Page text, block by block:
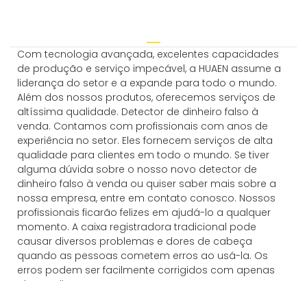
Com tecnologia avançada, excelentes capacidades
de produção e serviço impecável, a HUAEN assume a
liderança do setor e a expande para todo o mundo.
Além dos nossos produtos, oferecemos serviços de
altíssima qualidade. Detector de dinheiro falso à
venda. Contamos com profissionais com anos de
experiência no setor. Eles fornecem serviços de alta
qualidade para clientes em todo o mundo. Se tiver
alguma dúvida sobre o nosso novo detector de
dinheiro falso à venda ou quiser saber mais sobre a
nossa empresa, entre em contato conosco. Nossos
profissionais ficarão felizes em ajudá-lo a qualquer
momento. A caixa registradora tradicional pode
causar diversos problemas e dores de cabeça
quando as pessoas cometem erros ao usá-la. Os
erros podem ser facilmente corrigidos com apenas